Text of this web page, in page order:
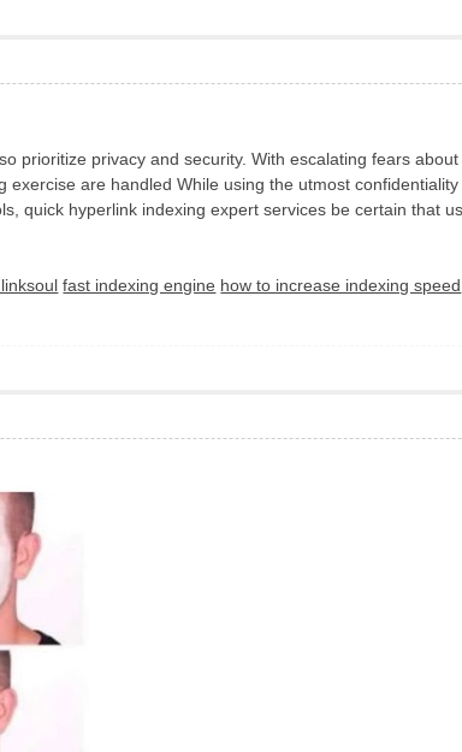
prioritize privacy and security. With escalating fears
are handled While using the utmost
quick hyperlink indexing expert services be certain that
fast indexing engine how to increase indexing speed